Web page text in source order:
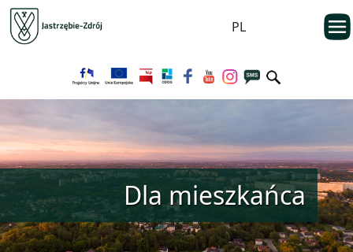
Przejdź do menu głównego
Przejdź do treści
PL
Dla mieszkańca